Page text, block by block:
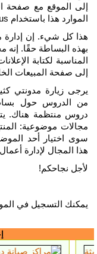
إلى الموقع مع صفحة
الموارد هذا باستخدام Glyphius.
هذا كل شيء. إن إدارة
بهذه البساطة حقًا. إنه
المناسبة لكتابة
إلى صفحة المبيعات
من الدروس حول
دروس منتظمة هناك.
مجالات موضوعية:
سوى اختيار أحد
هذا المجال لإدارة
ﻷجل نجاحكم!
يمكنك التسجيل في